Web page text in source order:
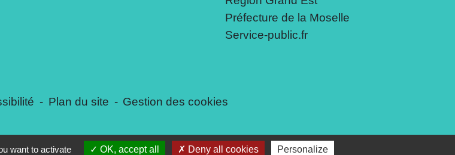
Préfecture de la Moselle
Service-public.fr
- Plan du site - Gestion des cookies
want to activate OK, accept all Deny all cookies Personalize